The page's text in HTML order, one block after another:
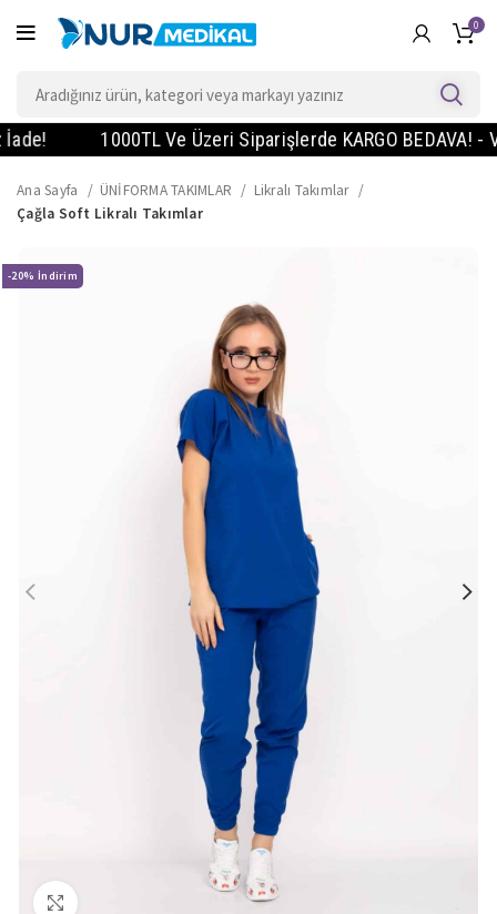
0
1000TL Ve Üzeri Siparişlerde KARGO BEDAVA! -
Ana Sayfa ÜNİFORMA TAKIMLAR
Likralı Takımlar
Çağla Soft Likralı Takımlar
-20%